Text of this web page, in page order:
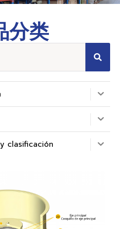
分类
clasificación